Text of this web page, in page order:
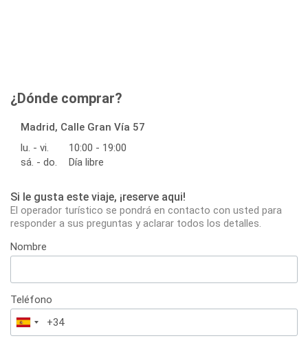
¿Dónde comprar?
Madrid, Calle Gran Vía 57
lu. - vi.
10:00 - 19:00
sá. - do.
Día libre
Si le gusta este viaje, ¡reserve aqui!
El operador turístico se pondrá en contacto con usted para
responder a sus preguntas y aclarar todos los detalles.
Nombre
Teléfono
España
+34